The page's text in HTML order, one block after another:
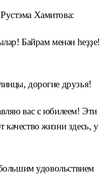
Хамитова:
Байрам менән һеҙҙе!
дорогие друзья!
вас с юбилеем! Эти
качество жизни здесь, у
удовольствием